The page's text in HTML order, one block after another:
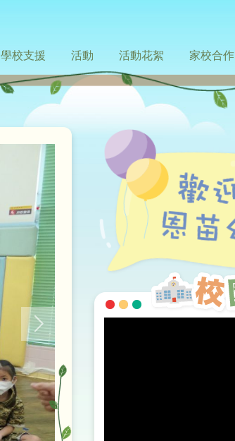
學校支援
支援非華語學生
支援機構
活動
中華文化日
課室外進行的體驗式學習活動天地
活動花絮
活動相片
活動影片
家校合作
家長心聲
相關連結